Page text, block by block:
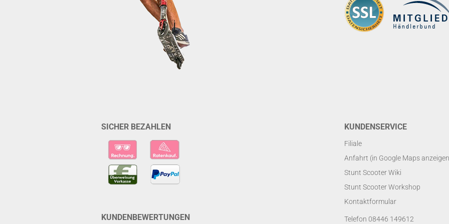
SICHER BEZAHLEN
KUNDENBEWERTUNGEN
KUNDENSERVICE
Filiale
Anfahrt (in Google Maps
Stunt Scooter Wiki
Stunt Scooter Workshop
Kontaktformular
Telefon 08446 149612